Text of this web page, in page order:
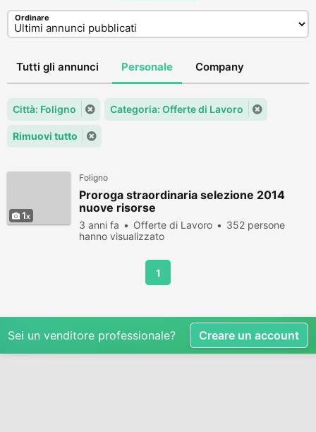
Ordinare
Tutti gli annunci Personale Company
Città: Foligno Categoria: Offerte di Lavoro
Rimuovi tutto
1
Foligno
Proroga straordinaria selezione 2014
nuove risorse
3 anni fa Offerte di Lavoro
352 persone
hanno visualizzato
1
Sei un venditore professionale? Creare un account